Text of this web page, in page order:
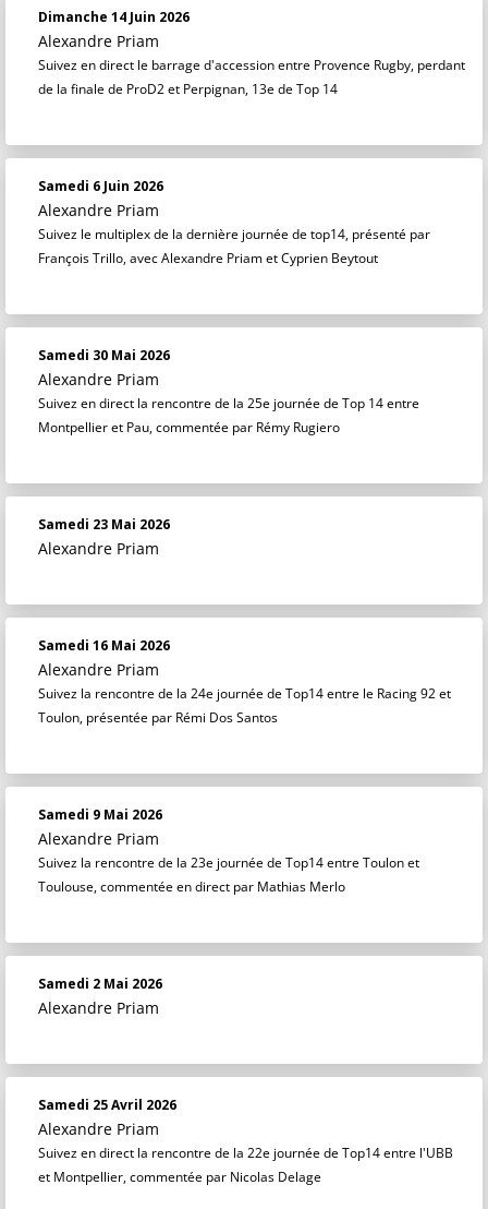
Dimanche 14 Juin 2026
Alexandre Priam
Suivez en direct le barrage d'accession entre Provence Rugby, perdant
de la finale de ProD2 et Perpignan, 13e de Top 14
Samedi 6 Juin 2026
Alexandre Priam
Suivez le multiplex de la dernière journée de top14, présenté par
François Trillo, avec Alexandre Priam et Cyprien Beytout
Samedi 30 Mai 2026
Alexandre Priam
Suivez en direct la rencontre de la 25e journée de Top 14 entre
Montpellier et Pau, commentée par Rémy Rugiero
Samedi 23 Mai 2026
Alexandre Priam
Samedi 16 Mai 2026
Alexandre Priam
Suivez la rencontre de la 24e journée de Top14 entre le Racing 92 et
Toulon, présentée par Rémi Dos Santos
Samedi 9 Mai 2026
Alexandre Priam
Suivez la rencontre de la 23e journée de Top14 entre Toulon et
Toulouse, commentée en direct par Mathias Merlo
Samedi 2 Mai 2026
Alexandre Priam
Samedi 25 Avril 2026
Alexandre Priam
Suivez en direct la rencontre de la 22e journée de Top14 entre l'UBB
et Montpellier, commentée par Nicolas Delage